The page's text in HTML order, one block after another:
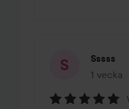
Sssss
1 vecka
Inlägget